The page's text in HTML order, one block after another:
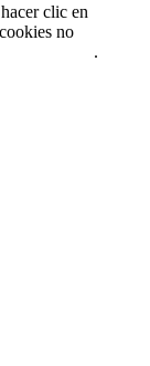
clic en
no
.